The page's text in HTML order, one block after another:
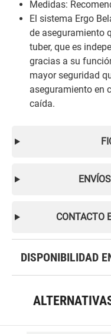
Medidas:
El sistema Ergo
de aseguramiento
tuber, que es
gracias a su
mayor seguridad
aseguramiento en
caída.
CONTACTO
DISPONIBILIDAD